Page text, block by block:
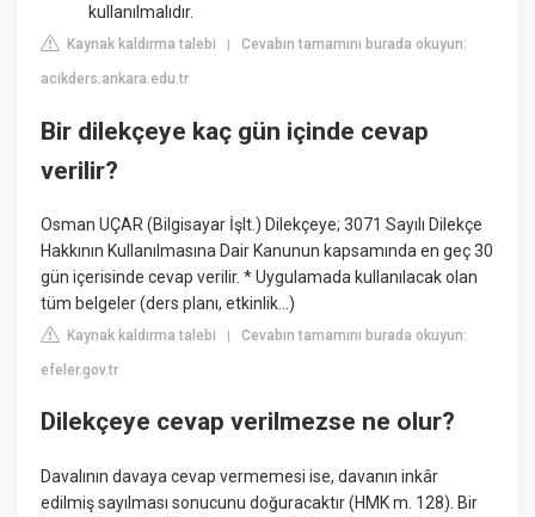
kullanılmalıdır.
Kaynak kaldırma talebi |Cevabın tamamını burada okuyun:
acikders.ankara.edu.tr
Bir dilekçeye kaç gün içinde cevap
verilir?
Osman UÇAR (Bilgisayar İşlt.) Dilekçeye; 3071 Sayılı Dilekçe
Hakkının Kullanılmasına Dair Kanunun kapsamında en geç 30
gün içerisinde cevap verilir. * Uygulamada kullanılacak olan
tüm belgeler (ders planı, etkinlik...)
Kaynak kaldırma talebi |Cevabın tamamını burada okuyun:
efeler.gov.tr
Dilekçeye cevap verilmezse ne olur?
Davalının davaya cevap vermemesi ise, davanın inkâr
edilmiş sayılması sonucunu doğuracaktır (HMK m. 128). Bir